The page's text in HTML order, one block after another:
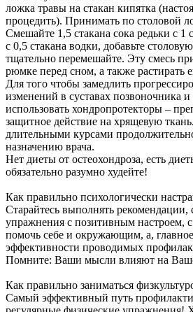
ложка травы на стакан кипятка
процедить). Принимать по столовой
Смешайте 1,5 стакана сока редьки с 1
с 0,5 стакана водки, добавьте
тщательно перемешайте. Эту смесь
рюмке перед сном, а также растирать
Для того чтобы замедлить
изменений в суставах позвоночника
использовать хондропротекторы –
защитное действие на хрящевую
длительными курсами
назначению врача.
Нет диеты от остеохондроза, есть
обязательно разумно худейте!
Как правильно психологически
Старайтесь выполнять рекомендации,
упражнения с позитивным настроем,
помочь себе и окружающим, а,
эффективности проводимых
Помните: Ваши мысли влияют на
Как правильно заниматься
Самый эффективный путь